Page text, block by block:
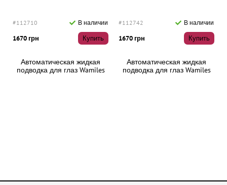
#112710 В наличии
1670 грн Купить
Автоматическая жидкая
подводка для глаз Wamiles
#112742 В наличии
1670 грн Купить
Автоматическая жидкая
подводка для глаз Wamiles